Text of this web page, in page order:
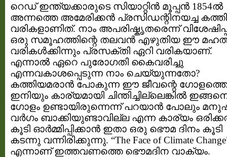
റെഡ് ഇന്ത്യക്കാരുടെ സിയാറ്റിന്‍ മൂപ്പന്‍ 1854ല്‍
അന്നത്തെ അമേരിക്കന്‍ പ്രസിഡന്റിനയച്ച
വരികളാണിത്. നാം അപരിഷ്കൃതരെന്ന്
ഒരു സമൂഹത്തിന്റെ തലവന്‍ എഴുതിയ ഈ
വരികള്‍ക്കിന്നും പ്രസക്തി ഏറി വരികയാണ്.
എന്നാല്‍ ഏറെ പുരോഗതി കൈവരിച്ചു
എന്നവകാശപ്പെടുന്ന നാം ചെയ്യുന്നതോ?
കത്തിയമരാന്‍ പോകുന്ന ഈ ജീവന്റെ ഗോളത്തെ
ഇനിയും കാര്യമായി ചിന്തിച്ചില്ലെങ്കില്‍
ഗോളം ഉണ്ടായിരുന്നെന്ന് പറയാന്‍ പോലും
വര്‍ഗം ബാക്കിയുണ്ടാവില്ല എന്ന കാര്യം
കൂടി ഓര്‍മ്മിപ്പിക്കാന്‍ ഇതാ ഒരു ഭൌമ ദിനം കൂടി
കടന്നു വന്നിരിക്കുന്നു. “The Face of Climate
എന്നാണ് ഇത്തവണത്തെ ഭൌമദിന വാക്യം.